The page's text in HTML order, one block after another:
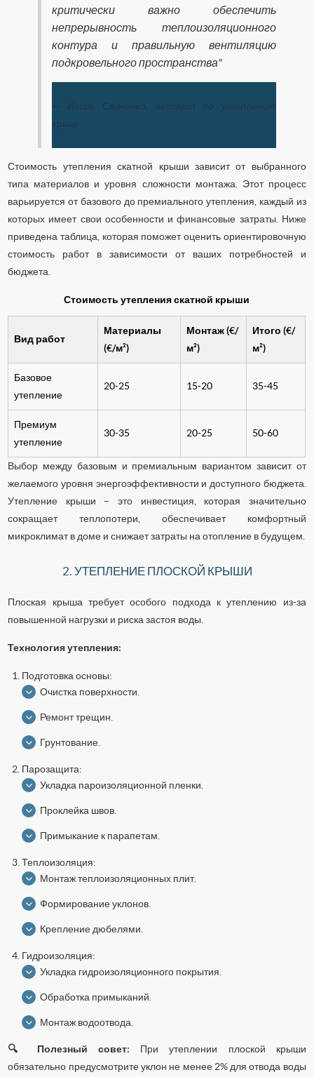
критически важно обеспечить
непрерывность теплоизоляционного
контура и правильную вентиляцию
подкровельного пространства"
— Игорь Савченко, эксперт по утеплению
крыш
Стоимость утепления скатной крыши зависит от выбранного
типа материалов и уровня сложности монтажа. Этот процесс
варьируется от базового до премиального утепления, каждый из
которых имеет свои особенности и финансовые затраты. Ниже
приведена таблица, которая поможет оценить ориентировочную
стоимость работ в зависимости от ваших потребностей и
бюджета.
Стоимость утепления скатной крыши
Вид работ
Материалы
(€/м²)
Монтаж (€/
м²)
Итого (€/
м²)
Базовое
утепление
20-25 15-20 35-45
Премиум
утепление
30-35 20-25 50-60
Выбор между базовым и премиальным вариантом зависит от
желаемого уровня энергоэффективности и доступного бюджета.
Утепление крыши – это инвестиция, которая значительно
сокращает теплопотери, обеспечивает комфортный
микроклимат в доме и снижает затраты на отопление в будущем.
2. УТЕПЛЕНИЕ ПЛОСКОЙ КРЫШИ
Плоская крыша требует особого подхода к утеплению из-за
повышенной нагрузки и риска застоя воды.
Технология утепления:
Подготовка основы:
Очистка поверхности.
Ремонт трещин.
Грунтование.
Парозащита:
Укладка пароизоляционной пленки.
Проклейка швов.
Примыкание к парапетам.
Теплоизоляция:
Монтаж теплоизоляционных плит.
Формирование уклонов.
Крепление дюбелями.
Гидроизоляция:
Укладка гидроизоляционного покрытия.
Обработка примыканий.
Монтаж водоотвода.
🔍 Полезный совет: При утеплении плоской крыши
обязательно предусмотрите уклон не менее 2% для отвода воды